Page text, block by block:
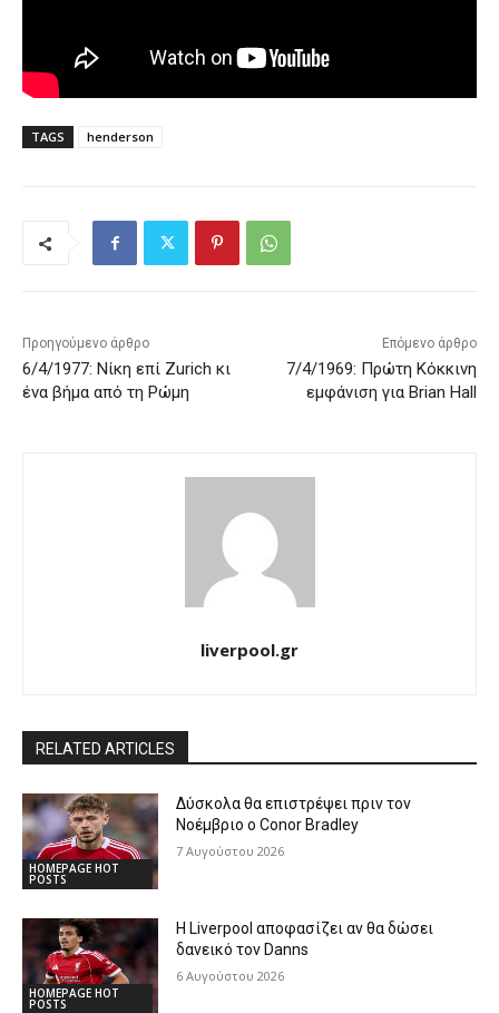
TAGS henderson
Προηγούμενο άρθρο
6/4/1977: Νίκη επί Zurich κι
ένα βήμα από τη Ρώμη
Επόμενο άρθρο
7/4/1969: Πρώτη Κόκκινη
εμφάνιση για Brian Hall
liverpool.gr
RELATED ARTICLES
HOMEPAGE HOT
POSTS
Δύσκολα θα επιστρέψει πριν τον
Νοέμβριο ο Conor Bradley
7 Αυγούστου 2026
HOMEPAGE HOT
POSTS
Η Liverpool αποφασίζει αν θα δώσει
δανεικό τον Danns
6 Αυγούστου 2026